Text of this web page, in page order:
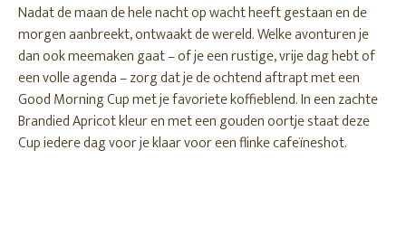
Nadat de maan de hele nacht op wacht heeft gestaan en de
morgen aanbreekt, ontwaakt de wereld. Welke avonturen je
dan ook meemaken gaat – of je een rustige, vrije dag hebt of
een volle agenda – zorg dat je de ochtend aftrapt met een
Good Morning Cup met je favoriete koffieblend. In een zachte
Brandied Apricot kleur en met een gouden oortje staat deze
Cup iedere dag voor je klaar voor een flinke cafeïneshot.